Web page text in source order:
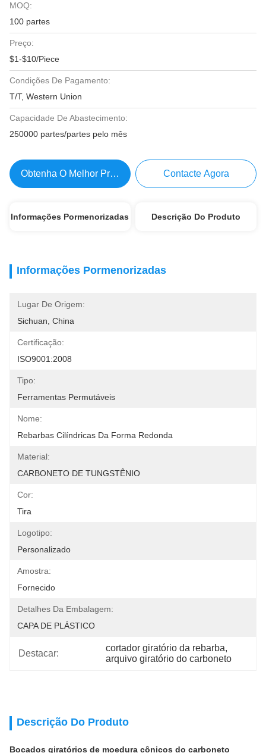
MOQ:
100 partes
Preço:
$1-$10/Piece
Condições De Pagamento:
T/T, Western Union
Capacidade De Abastecimento:
250000 partes/partes pelo mês
Obtenha O Melhor Preço Contacte Agora
Informações Pormenorizadas Descrição Do Produto
Informações Pormenorizadas
Lugar De Origem:
Sichuan, China
Certificação:
ISO9001:2008
Tipo:
Ferramentas Permutáveis
Nome:
Rebarbas Cilíndricas Da Forma Redonda
Material:
CARBONETO DE TUNGSTÊNIO
Cor:
Tira
Logotipo:
Personalizado
Amostra:
Fornecido
Detalhes Da Embalagem:
CAPA DE PLÁSTICO
Destacar:
cortador giratório da rebarba,
arquivo giratório do carboneto
Descrição Do Produto
Bocados giratórios de moedura cônicos do carboneto